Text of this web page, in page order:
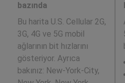
bazında
Bu harita U.S. Cellular 2G,
3G, 4G ve 5G mobil
ağlarının bit hızlarını
gösteriyor. Ayrıca
bakınız: New-York-City,